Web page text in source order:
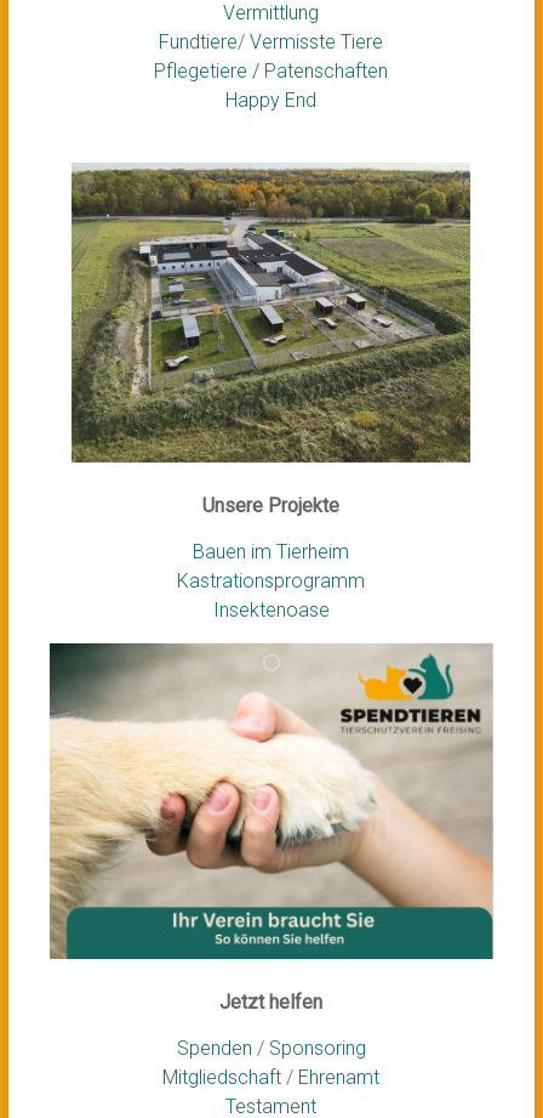
Vermittlung
Fundtiere/Vermisste Tiere
Pflegetiere / Patenschaften
Happy End
Unsere Projekte
Bauen im Tierheim
Kastrationsprogramm
Insektenoase
Jetzt helfen
Spenden / Sponsoring
Mitgliedschaft / Ehrenamt
Testament